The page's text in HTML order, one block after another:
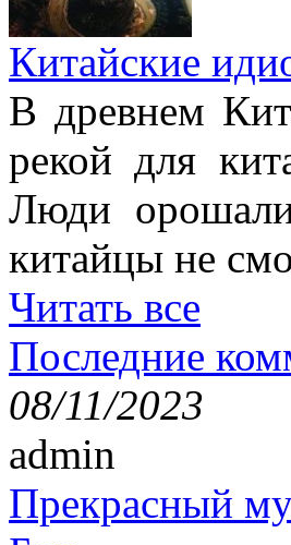
Китайские
В древнем
рекой для
Люди
китайцы не
Читать все
Последние
08/11/2023
admin
Прекрасный